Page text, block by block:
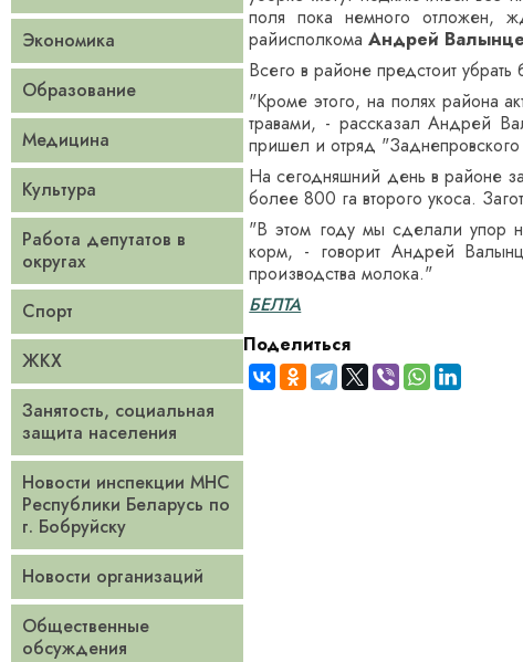
Экономика
Образование
Медицина
Культура
Работа депутатов в
округах
Спорт
ЖКХ
Занятость, социальная
защита населения
Новости инспекции МНС
Республики Беларусь по
г. Бобруйску
Новости организаций
Общественные
обсуждения
поля пока немного отложен,
райисполкомаАндрей
Всего в районе предстоит
"Кроме этого, на полях района
травами, - рассказал Андрей
пришел и отряд
На сегодняшний день в районе
более 800 га второго укоса.
"В этом году мы сделали упор
корм, - говорит Андрей
производства молока."
БЕЛТА
Поделиться